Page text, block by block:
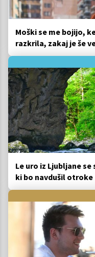
Moški se me bojijo,
razkrila, zakaj je še
Le uro iz Ljubljane
ki bo navdušil otroke